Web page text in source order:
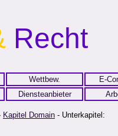
Recht
Wettbew.
E-
Diensteanbieter
Kapitel Domain - Unterkapitel: